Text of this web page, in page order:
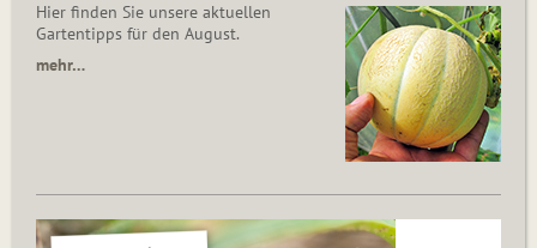
Hier finden Sie unsere aktuellen
Gartentipps für den August.
mehr…